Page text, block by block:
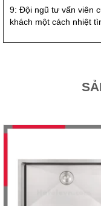
9: Đội ngũ tư vấn viên
khách một cách nhiệt